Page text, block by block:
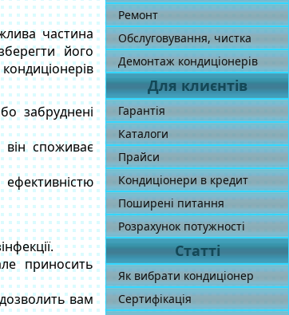
частина
його
забруднені
споживає
приносить
вам
Ремонт
Обслуговування, чистка
Демонтаж кондиціонерів
Для клиєнтів
Гарантія
Каталоги
Прайси
Кондиціонери в кредит
Поширені питання
Розрахунок потужності
Статті
Як вибрати кондиціонер
Сертифікація